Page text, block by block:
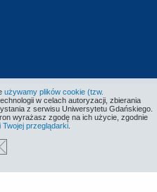
używamy plików cookie (tzw.
w celach autoryzacji, zbierania
z serwisu Uniwersytetu Gdańskiego.
wyrażasz zgodę na ich użycie, zgodnie
Twojej przeglądarki